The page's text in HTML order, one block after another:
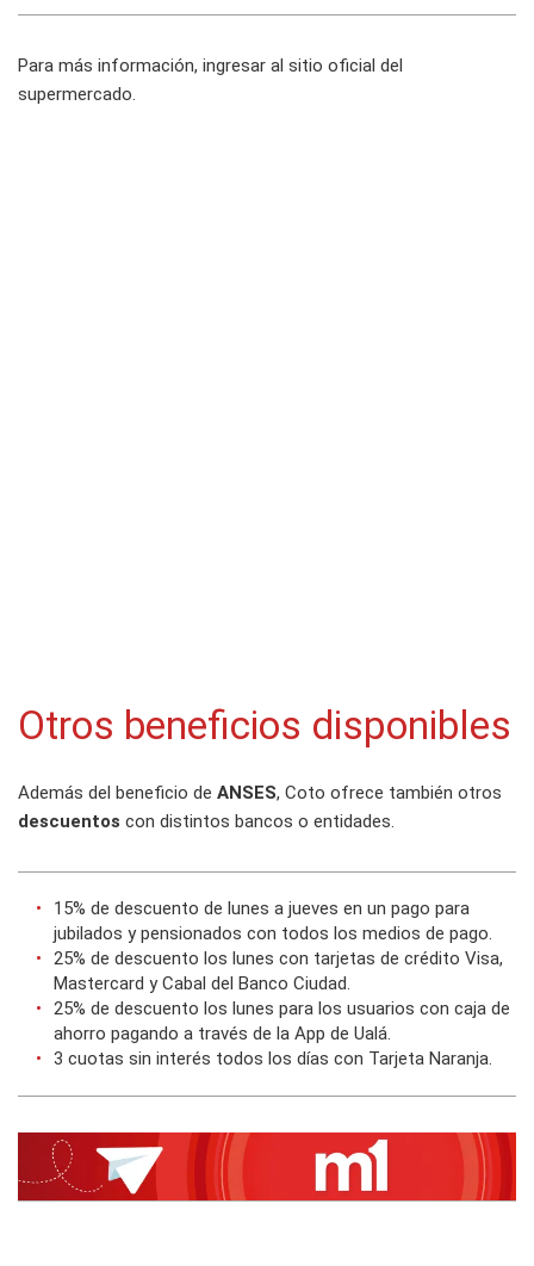
Para más información, ingresar al sitio oficial del
supermercado.
Otros beneficios disponibles
Además del beneficio de ANSES, Coto ofrece también otros
descuentos con distintos bancos o entidades.
15% de descuento de lunes a jueves en un pago para
jubilados y pensionados con todos los medios de pago.
25% de descuento los lunes con tarjetas de crédito Visa,
Mastercard y Cabal del Banco Ciudad.
25% de descuento los lunes para los usuarios con caja de
ahorro pagando a través de la App de Ualá.
3 cuotas sin interés todos los días con Tarjeta Naranja.